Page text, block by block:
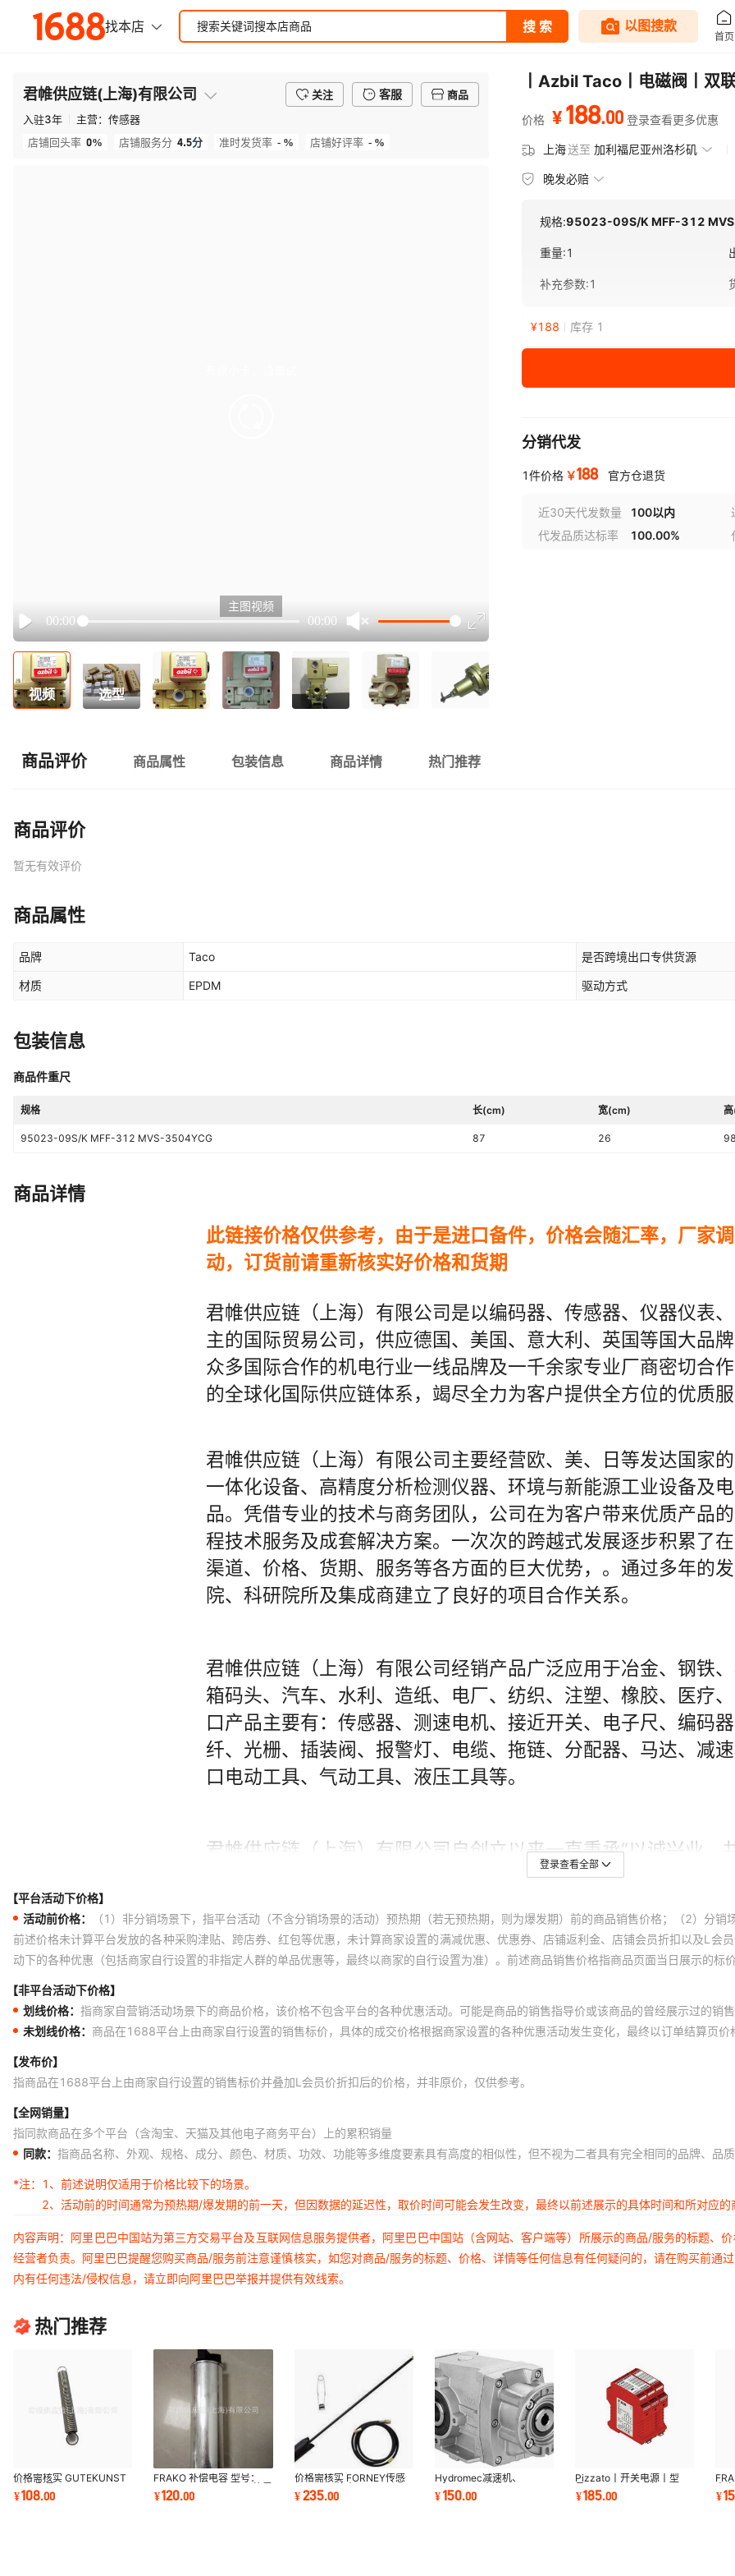
君帷供应链(上海)有限公司 关注 客服
商品
入驻3年 主营： 传感器
店铺回头率 0% 店铺服务分 4.5分 准时发货率 - % 店铺好评率 - %
Play
00:00 00:00
主图视频
视频 选型
丨Azbil Taco丨电磁阀丨
价格 ¥188.00 登录查看更多优惠
上海送至 加利福尼亚州洛杉矶
晚发必赔
规格:95023-09S/K MFF-312
重量:1
补充参数:1
¥188 库存 1
分销代发
1件价格 ￥188 官方仓退货
近30天代发数量 100以内
代发品质达标率
100.00%
商品评价 商品属性 包装信息 商品详情 热门推荐
商品评价
暂无有效评价
商品属性
品牌 Taco 是否跨境出口专供货源
材质 EPDM 驱动方式
包装信息
商品件重尺
规格 长(cm) 宽(cm)
95023-09S/K MFF-312 MVS-3504YCG 87 26
商品详情
登录查看全部
【平台活动下价格】
活动前价格：
（1）非分销场景下，指平台活动（不含分销场景的活动）预热期（若无预热期，则为爆发期）前的商品销售价格；（2）分
前述价格未计算平台发放的各种采购津贴、跨店券、红包等优惠，未计算商家设置的满减优惠、优惠券、店铺返利金、店铺会员折扣以及L会
动下的各种优惠（包括商家自行设置的非指定人群的单品优惠等，最终以商家的自行设置为准）。前述商品销售价格指商品页面当日展示的
【非平台活动下价格】
划线价格： 指商家自营销活动场景下的商品价格，该价格不包含平台的各种优惠活动。可能是商品的销售指导价或该商品的曾经展示过的销
未划线价格： 商品在1688平台上由商家自行设置的销售标价，具体的成交价格根据商家设置的各种优惠活动发生变化，最终以订单结算页价
【发布价】
指商品在1688平台上由商家自行设置的销售标价并叠加L会员价折扣后的价格，并非原价，仅供参考。
【全网销量】
指同款商品在多个平台（含淘宝、天猫及其他电子商务平台）上的累积销量
同款： 指商品名称、外观、规格、成分、颜色、材质、功效、功能等多维度要素具有高度的相似性，但不视为二者具有完全相同的品牌、品
*注：
1、前述说明仅适用于价格比较下的场景。
2、活动前的时间通常为预热期/爆发期的前一天，但因数据的延迟性，取价时间可能会发生改变，最终以前述展示的具体时间和所对应的
内容声明：阿里巴巴中国站为第三方交易平台及互联网信息服务提供者，阿里巴巴中国站（含网站、客户端等）所展示的商品/服务的标题、
经营者负责。阿里巴巴提醒您购买商品/服务前注意谨慎核实，如您对商品/服务的标题、价格、详情等任何信息有任何疑问的，请在购买前通
内有任何违法/侵权信息，请立即向阿里巴巴举报并提供有效线索。
热门推荐
价格需核实 GUTEKUNST
弹簧 型号：M-014 STD-
008491 STD-00849
¥108.00
FRAKO 补偿电容 型号：
LKT 15.0-525-DB 价格需
核实
¥120.00
价格需核实 FORNEY传感
器Fireye.放大器
¥235.00
Hydromec减速机、
Hydromec变送器、
Hydromec齿轮箱、 价格需
¥150.00
Pizzato丨开关电源丨型
号：VF KIT50丨电压220V
价格需核实
¥185.00
电
¥